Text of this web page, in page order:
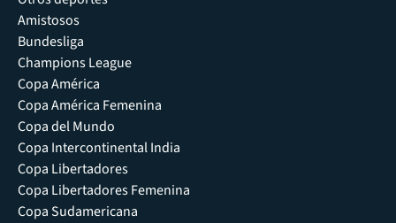
Amistosos
Bundesliga
Champions League
Copa América
Copa América Femenina
Copa del Mundo
Copa Intercontinental India
Copa Libertadores
Copa Libertadores Femenina
Copa Sudamericana